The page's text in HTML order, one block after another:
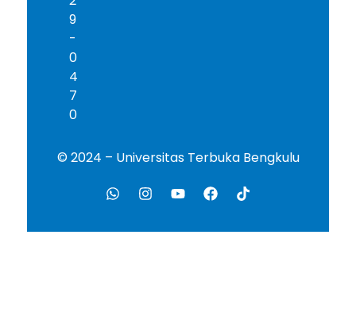
9
-
0
4
7
0
© 2024 – Universitas Terbuka Bengkulu